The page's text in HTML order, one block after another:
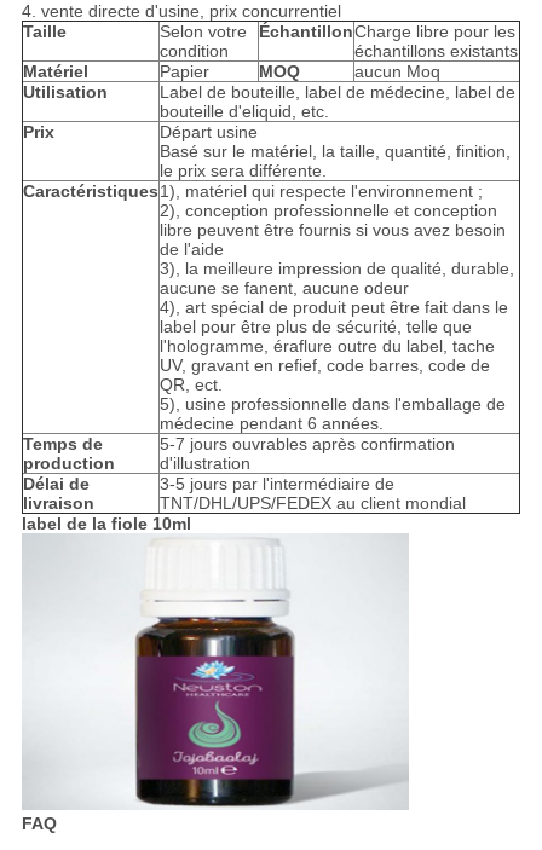
4. vente directe d'usine, prix concurrentiel
Taille
Selon votre
condition
ÉchantillonCharge libre pour les
échantillons existants
Matériel
Papier MOQ
aucun Moq
Utilisation
Label de bouteille, label de médecine, label de
bouteille d'eliquid, etc.
Prix
Départ usine
Basé sur le matériel, la taille, quantité, finition,
le prix sera différente.
Caractéristiques1), matériel qui respecte l'environnement ;
2), conception professionnelle et conception
libre peuvent être fournis si vous avez besoin
de l'aide
3), la meilleure impression de qualité, durable,
aucune se fanent, aucune odeur
4), art spécial de produit peut être fait dans le
label pour être plus de sécurité, telle que
l'hologramme, éraflure outre du label, tache
UV, gravant en refief, code barres, code de
QR, ect.
5), usine professionnelle dans l'emballage de
médecine pendant 6 années.
Temps de
production
5-7 jours ouvrables après confirmation
d'illustration
Délai de
livraison
3-5 jours par l'intermédiaire de
TNT/DHL/UPS/FEDEX au client mondial
label de la fiole 10ml
FAQ